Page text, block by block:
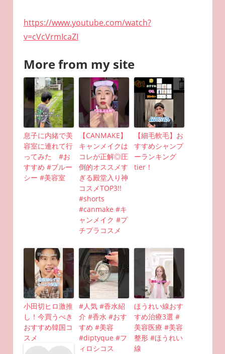
https://www.youtube.com/watch?
v=cVcVrmIcaZI
More from my site
息子に内緒で美
容室に連れて行
ってみた #お
すすめ #ブルー
シー #美容室
【CANMAKE】
キャンメイクは
コレが正解◎圧
倒的オススメす
ぎる殿堂入り神
コスメTOP3!!
#shorts
#canmake #キ
ャンメイク #プ
チプラコスメ
【細毛軟毛】お
すすめシャンプ
ーランキング
tier！
小田切ヒロ激推
し！今買うべき
おすすめ韓国コ
スメ
#人気 #香水紹
介 #香水 #おす
すめ #美容
#diptyque #フ
ィロシコス
ほうれい線おす
すめ治療3選 #
美容医療 #美容
整形 #ほうれい
線